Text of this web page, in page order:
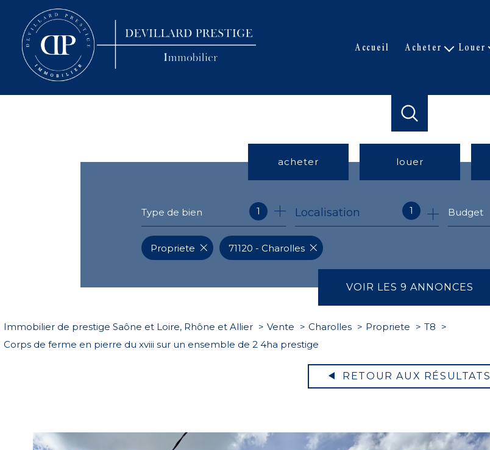
accueil acheter
Biens vendus
louer
acheter
de l'ancien
louer
à l'année
Type de bien 1 1
Localisation Budget
VOIR LES 9 ANNONCES
Propriete 71120 - Charolles
Immobilier de prestige Saône et Loire, Rhône et Allier Vente Charolles Propriete
T8
Corps de ferme en pierre du xviii sur un ensemble de 2 4ha prestige
RETOUR AUX RÉSULTATS